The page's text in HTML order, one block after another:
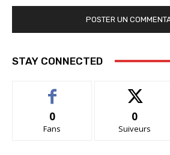
STAY CONNECTED
0
Fans
0
Suiveurs